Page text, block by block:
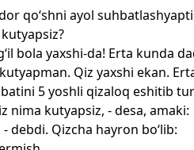
qo‘shni ayol
bola yaxshi-da! Erta kunda
Qiz yaxshi ekan.
5 yoshli qizaloq eshitib
nima kutyapsiz, - desa, amaki:
debdi. Qizcha hayron bo‘lib: